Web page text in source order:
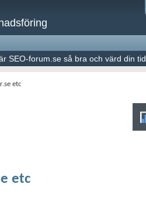
SEO-forum.se så bra och värd din tid
etc
etc